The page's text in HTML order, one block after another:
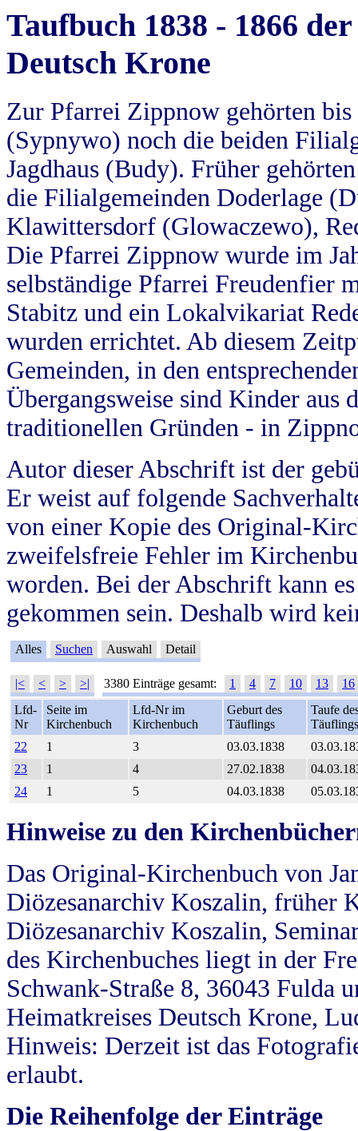
Taufbuch 1838 - 1866
Deutsch Krone
Zur Pfarrei Zippnow gehörten
(Sypnywo) noch die beiden
Jagdhaus (Budy). Früher
die Filialgemeinden Doderlage
Klawittersdorf (Glowaczewo),
Die Pfarrei Zippnow wurde im
selbständige Pfarrei Freudenfier
Stabitz und ein Lokalvikariat
wurden errichtet. Ab diesem
Gemeinden, in den
Übergangsweise sind Kinder aus
traditionellen Gründen - in
Autor dieser Abschrift ist der
Er weist auf folgende
von einer Kopie des Original-
zweifelsfreie Fehler im
worden. Bei der Abschrift kann
gekommen sein. Deshalb wird
Alles Suchen Auswahl Detail
|< < > >| 3380 Einträge gesamt: 1 4 7 10 13
16
Lfd-
Nr
Seite im
Kirchenbuch
Lfd-Nr im
Kirchenbuch
Geburt des
Täuflings
Taufe
Täuflings
22
1 3 03.03.1838
23
1 4 27.02.1838
24
1 5 04.03.1838
Hinweise zu den
Das Original-Kirchenbuch von
Diözesanarchiv Koszalin, früher
Diözesanarchiv Koszalin,
des Kirchenbuches liegt in der
Schwank-Straße 8, 36043 Fulda
Heimatkreises Deutsch Krone,
Hinweis: Derzeit ist das
erlaubt.
Die Reihenfolge der Einträge